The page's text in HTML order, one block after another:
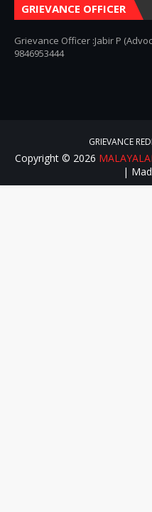
GRIEVANCE OFFICER
Grievance Officer :Jabir P
9846953444
GRIEVANCE
Copyright © 2026
|